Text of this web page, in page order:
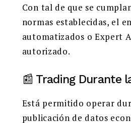
Con tal de que se
normas establecidas, el
automatizados o Expert
autorizado.
📰 Trading Durante
Está permitido operar
publicación de datos